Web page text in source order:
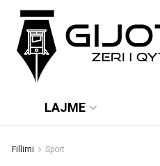
LAJME
Fillimi Sport